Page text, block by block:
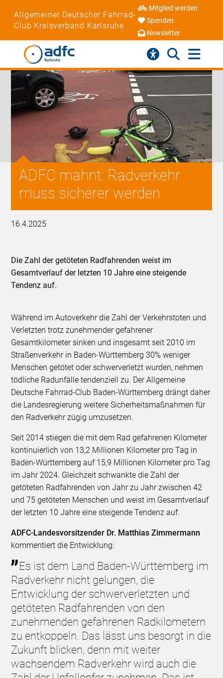
Allgemeiner Deutscher Fahrrad-
Club Kreisverband Karlsruhe
Mitglied werden
Spenden
Newsletter
ADFC mahnt: Radverkehr
muss sicherer werden
16.4.2025
Die Zahl der getöteten Radfahrenden weist im
Gesamtverlauf der letzten 10 Jahre eine steigende
Tendenz auf.
Während im Autoverkehr die Zahl der Verkehrstoten und
Verletzten trotz zunehmender gefahrener
Gesamtkilometer sinken und insgesamt seit 2010 im
Straßenverkehr in Baden-Württemberg 30% weniger
Menschen getötet oder schwerverletzt wurden, nehmen
tödliche Radunfälle tendenziell zu. Der Allgemeine
Deutsche Fahrrad-Club Baden-Württemberg drängt daher
die Landesregierung weitere Sicherheitsmaßnahmen für
den Radverkehr zügig umzusetzen.
Seit 2014 stiegen die mit dem Rad gefahrenen Kilometer
kontinuierlich von 13,2 Millionen Kilometer pro Tag in
Baden-Württemberg auf 15,9 Millionen Kilometer pro Tag
im Jahr 2024. Gleichzeit schwankte die Zahl der
getöteten Radfahrenden von Jahr zu Jahr zwischen 42
und 75 getöteten Menschen und weist im Gesamtverlauf
der letzten 10 Jahre eine steigende Tendenz auf.
ADFC-Landesvorsitzender Dr. Matthias Zimmermann
kommentiert die Entwicklung:
Es ist dem Land Baden-Württemberg im
Radverkehr nicht gelungen, die
Entwicklung der schwerverletzten und
getöteten Radfahrenden von den
zunehmenden gefahrenen Radkilometern
zu entkoppeln. Das lässt uns besorgt in die
Zukunft blicken, denn mit weiter
wachsendem Radverkehr wird auch die